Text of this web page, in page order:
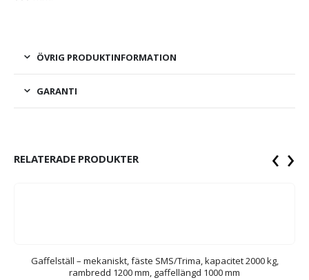
ÖVRIG PRODUKTINFORMATION
GARANTI
RELATERADE PRODUKTER
Gaffelställ – mekaniskt, fäste SMS/Trima, kapacitet 2000 kg,
rambredd 1200 mm, gaffellängd 1000 mm
‹ ›